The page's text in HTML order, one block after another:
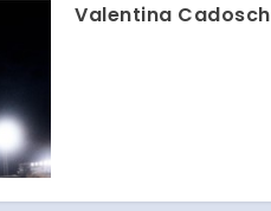
Valentina Cadosch